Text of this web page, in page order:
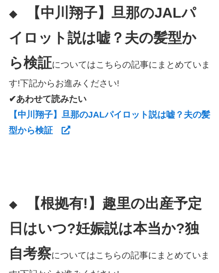
◆
【中川翔子】旦那のJALパ
イロット説は嘘？夫の髪型か
ら検証についてはこちらの記事にまとめていま
す!下記からお進みください!
✔あわせて読みたい
【中川翔子】旦那のJALパイロット説は嘘？夫の髪
型から検証
◆
【根拠有!】趣里の出産予定
日はいつ?妊娠説は本当か?独
自考察についてはこちらの記事にまとめていま